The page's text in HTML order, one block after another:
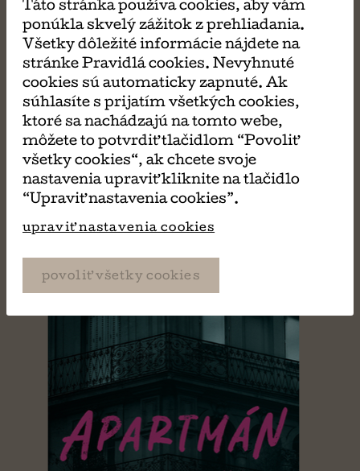
Zoznam hostí
Lucy Foley
Táto stránka používa cookies, aby vám
ponúkla skvelý zážitok z prehliadania.
Všetky dôležité informácie nájdete na
stránke Pravidlá cookies. Nevyhnuté
cookies sú automaticky zapnuté. Ak
súhlasíte s prijatím všetkých cookies,
ktoré sa nachádzajú na tomto webe,
môžete to potvrdiť tlačidlom “Povoliť
všetky cookies“, ak chcete svoje
nastavenia upraviť kliknite na tlačidlo
“Upraviť nastavenia cookies”.
upraviť nastavenia cookies
povoliť všetky cookies